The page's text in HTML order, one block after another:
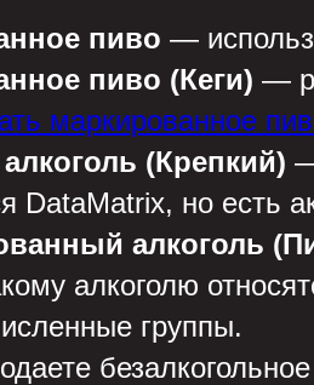
пиво —
пиво (Кеги) —
маркированное
(Крепкий)
DataMatrix, но есть
алкоголь
алкоголю
группы.